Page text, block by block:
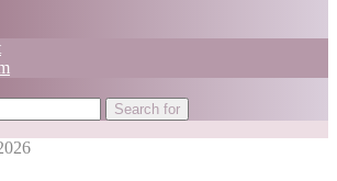
Search for